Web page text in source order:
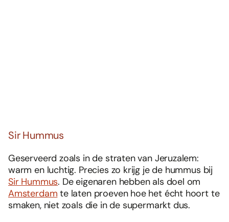
Sir Hummus
Geserveerd zoals in de straten van Jeruzalem:
warm en luchtig. Precies zo krijg je de hummus bij
Sir Hummus. De eigenaren hebben als doel om
Amsterdam te laten proeven hoe het écht hoort te
smaken, niet zoals die in de supermarkt dus.